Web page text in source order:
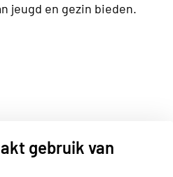
gebruik van
jeugd en gezin bieden.